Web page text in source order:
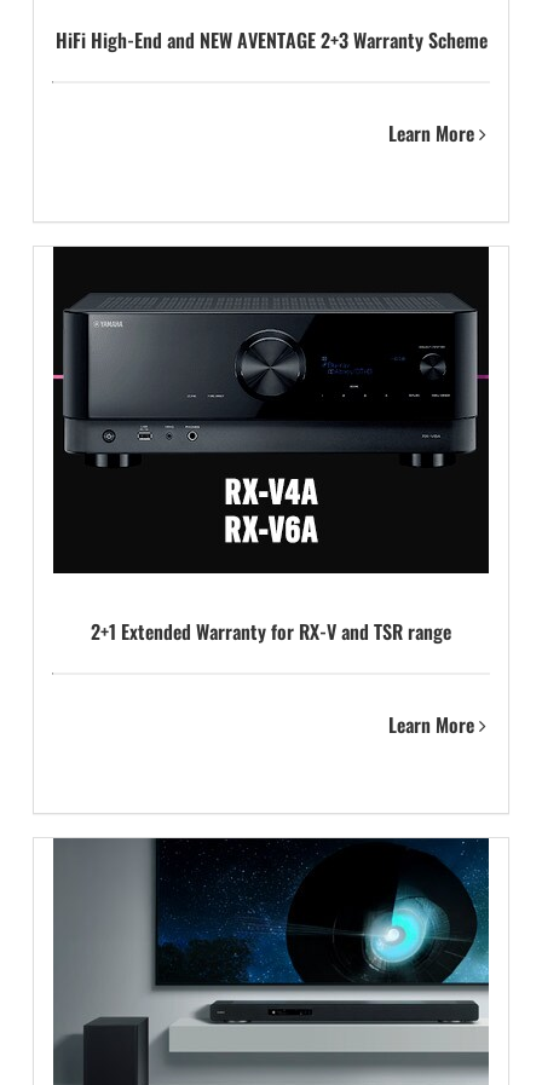
HiFi High-End and NEW AVENTAGE 2+3 Warranty Scheme
Learn More
2+1 Extended Warranty for RX-V and TSR range
Learn More